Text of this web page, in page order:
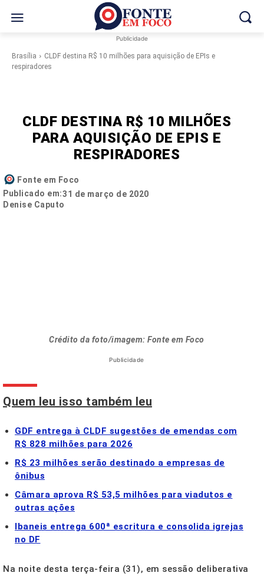
Publicidade
Brasília
CLDF destina R$ 10 milhões para aquisição de EPIs e
respiradores
CLDF DESTINA R$ 10 MILHÕES
PARA AQUISIÇÃO DE EPIS E
RESPIRADORES
Fonte em Foco
Publicado em:31 de março de 2020
Denise Caputo
Crédito da foto/imagem: Fonte em Foco
Publicidade
Quem leu isso também leu
GDF entrega à CLDF sugestões de emendas com
R$ 828 milhões para 2026
R$ 23 milhões serão destinado a empresas de
ônibus
Câmara aprova R$ 53,5 milhões para viadutos e
outras ações
Ibaneis entrega 600ª escritura e consolida igrejas
no DF
Na noite desta terça-feira (31), em sessão deliberativa